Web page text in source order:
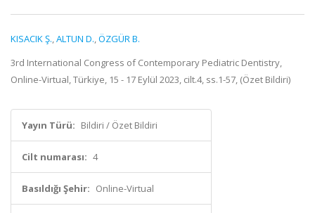
KISACIK Ş.,ALTUN D.,ÖZGÜR B.
3rd International Congress of Contemporary Pediatric Dentistry,
Online-Virtual, Türkiye, 15 - 17 Eylül 2023, cilt.4, ss.1-57, (Özet Bildiri)
Yayın Türü: Bildiri / Özet Bildiri
Cilt numarası: 4
Basıldığı Şehir: Online-Virtual